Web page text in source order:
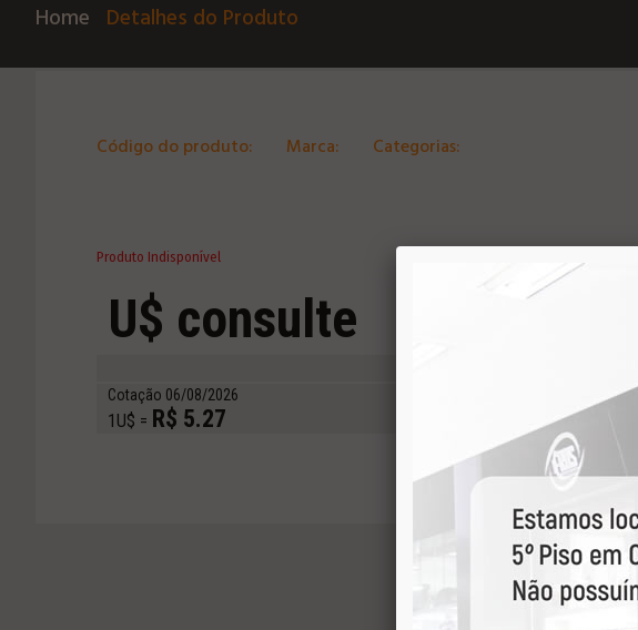
Home Detalhes do Produto
Código do produto: Marca: Categorias:
Produto Indisponível
U$ consulte
Cotação 06/08/2026
1U$ = R$ 5.27 +